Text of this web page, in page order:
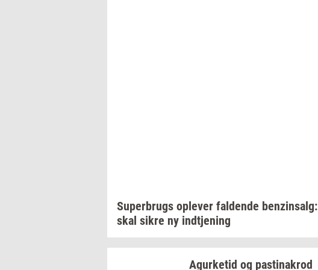
Su­per­brugs op­le­ver fal­den­de ben­zin­salg:
skal sikre ny ind­tje­ning
Agur­ke­tid og pa­stina­krod